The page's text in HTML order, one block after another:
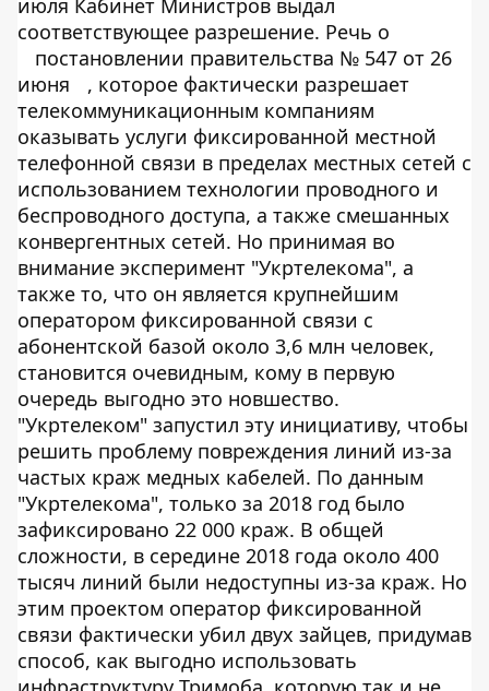
июля Кабинет Министров выдал
соответствующее разрешение. Речь о
постановлении правительства № 547 от 26
июня
, которое фактически разрешает
телекоммуникационным компаниям
оказывать услуги фиксированной местной
телефонной связи в пределах местных сетей с
использованием технологии проводного и
беспроводного доступа, а также смешанных
конвергентных сетей. Но принимая во
внимание эксперимент "Укртелекома", а
также то, что он является крупнейшим
оператором фиксированной связи с
абонентской базой около 3,6 млн человек,
становится очевидным, кому в первую
очередь выгодно это новшество.
"Укртелеком" запустил эту инициативу, чтобы
решить проблему повреждения линий из-за
частых краж медных кабелей. По данным
"Укртелекома", только за 2018 год было
зафиксировано 22 000 краж. В общей
сложности, в середине 2018 года около 400
тысяч линий были недоступны из-за краж. Но
этим проектом оператор фиксированной
связи фактически убил двух зайцев, придумав
способ, как выгодно использовать